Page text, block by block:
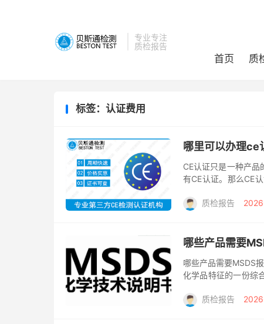
专业专注
质检报告
首页 质
标签：认证费用
哪里可以办理ce
CE认证只是一种产
有CE认证。那么CE
质检报告
哪些产品需要
哪些产品需要MSDS
化学品特征的一份综
质检报告